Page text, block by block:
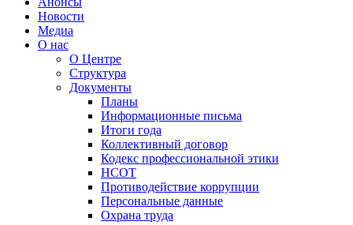
Новости
Медиа
О нас
О Центре
Структура
Документы
Планы
Информационные письма
Итоги года
Коллективный договор
Кодекс профессиональной этики
НСОТ
Противодействие коррупции
Персональные данные
Охрана труда